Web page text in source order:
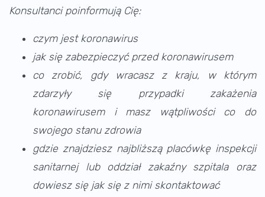
Konsultanci poinformują Cię:
czym jest koronawirus
jak się zabezpieczyć przed koronawirusem
co zrobić, gdy wracasz z kraju, w którym
zdarzyły się przypadki zakażenia
koronawirusem i masz wątpliwości co do
swojego stanu zdrowia
gdzie znajdziesz najbliższą placówkę inspekcji
sanitarnej lub oddział zakaźny szpitala oraz
dowiesz się jak się z nimi skontaktować